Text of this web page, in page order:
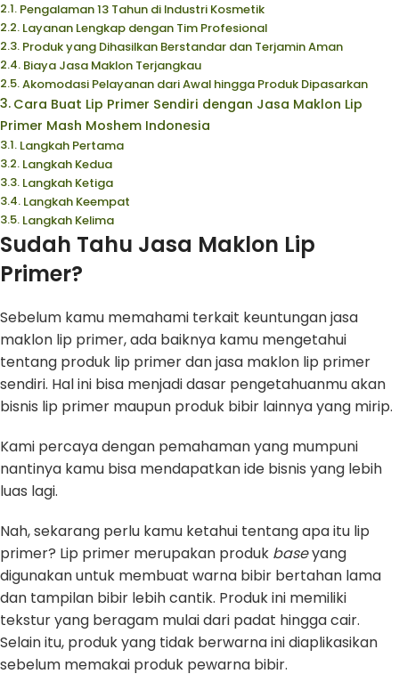
Pengalaman 13 Tahun di Industri Kosmetik
Layanan Lengkap dengan Tim Profesional
Produk yang Dihasilkan Berstandar dan Terjamin Aman
Biaya Jasa Maklon Terjangkau
Akomodasi Pelayanan dari Awal hingga Produk Dipasarkan
Cara Buat Lip Primer Sendiri dengan Jasa Maklon Lip
Primer Mash Moshem Indonesia
Langkah Pertama
Langkah Kedua
Langkah Ketiga
Langkah Keempat
Langkah Kelima
Sudah Tahu Jasa Maklon Lip
Primer?
Sebelum kamu memahami terkait keuntungan jasa
maklon lip primer, ada baiknya kamu mengetahui
tentang produk lip primer dan jasa maklon lip primer
sendiri. Hal ini bisa menjadi dasar pengetahuanmu akan
bisnis lip primer maupun produk bibir lainnya yang mirip.
Kami percaya dengan pemahaman yang mumpuni
nantinya kamu bisa mendapatkan ide bisnis yang lebih
luas lagi.
Nah, sekarang perlu kamu ketahui tentang apa itu lip
primer? Lip primer merupakan produk baseyang
digunakan untuk membuat warna bibir bertahan lama
dan tampilan bibir lebih cantik. Produk ini memiliki
tekstur yang beragam mulai dari padat hingga cair.
Selain itu, produk yang tidak berwarna ini diaplikasikan
sebelum memakai produk pewarna bibir.